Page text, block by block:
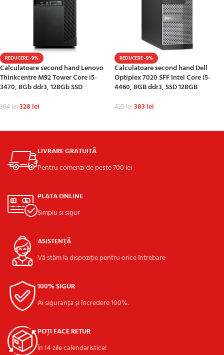
REDUCERE -9%
Calculatoare second hand Lenovo
Thinkcentre M92 Tower Core i5-
3470, 8Gb ddr3, 128Gb SSD
364lei328 lei
REDUCERE -9%
Calculatoare second hand Dell
Optiplex 7020 SFF Intel Core i5-
4460, 8GB ddr3, SSD 128GB
425lei383 lei
LIVRARE GRATUITĂ
Pentru comenzi de peste 700 lei
PLATA ONLINE
Simplu si sigur
ASISTENȚĂ
Vă stăm la dispoziție pentru orice întrebare
100% SIGUR
Ai siguranța și încredere 100%.
POȚI FACE RETUR
În 14 zile calendaristice!